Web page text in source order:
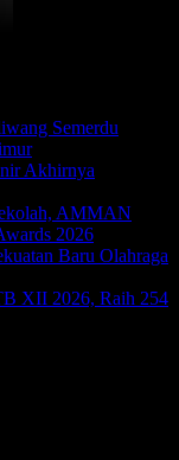
Semerdu
Akhirnya
AMMAN
2026
Baru Olahraga
XII 2026, Raih 254